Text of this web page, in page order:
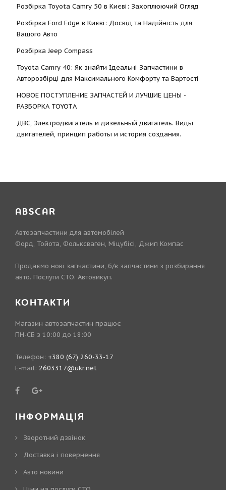
Розбірка Toyota Camry 50 в Києві: Захоплюючий Огляд
Розбірка Ford Edge в Києві: Досвід та Надійність для
Вашого Авто
Розбірка Jeep Compass
Toyota Camry 40: Як знайти Ідеальні Запчастини в
Авторозбірці для Максимального Комфорту та Вартості
НОВОЕ ПОСТУПЛЕНИЕ ЗАПЧАСТЕЙ И ЛУЧШИЕ ЦЕНЫ -
РАЗБОРКА TOYOTА
ДВС, Электродвигатель и дизельный двигатель. Виды
двигателей, принцип работы и история создания.
ABSCAR
Автозапчастини для автомобілей
Форд, Тойота, Фольксваген, Міцубісі, Джип Компас
Продаємо нові запчастини, б/в запчастини з розбирання
авто. Послуги СТО. Автовикуп.
КОНТАКТИ
Магазин автозапчастин працює
ПН-СБ з 10:00 до 18:00
Телефон: +380 (67) 260-33-17
E-mail: 2603317@ukr.net
ІНФОРМАЦІЯ
Зворотний дзвінок
Доставка і повернення
Авто новини